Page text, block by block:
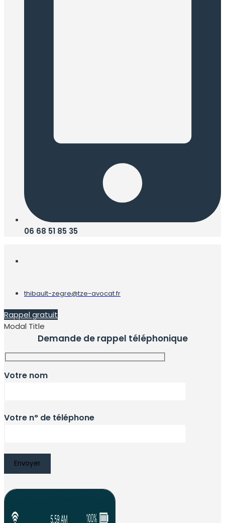
06 68 51 85 35
thibault-zegre@tze-avocat.fr
Rappel gratuit
Modal Title
Demande de rappel téléphonique
Votre nom
Votre n° de téléphone